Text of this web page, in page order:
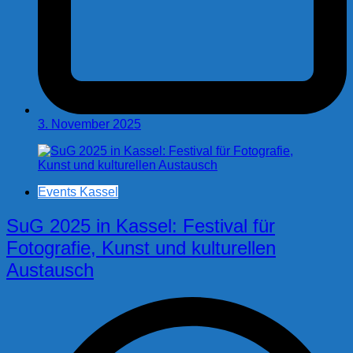
3. November 2025
Events Kassel
SuG 2025 in Kassel: Festival für
Fotografie, Kunst und kulturellen
Austausch